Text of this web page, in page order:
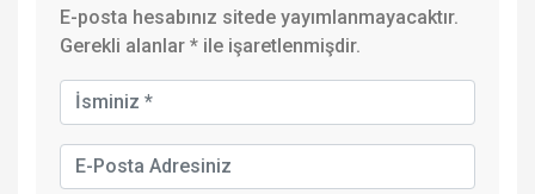
E-posta hesabınız sitede yayımlanmayacaktır.
Gerekli alanlar * ile işaretlenmişdir.